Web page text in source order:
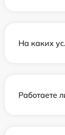
На каких
Работаете